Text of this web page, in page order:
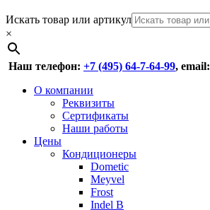
Header
Right
Menu
Перейти
к
содержимому
Искать товар или артикул
×
Наш телефон: +7 (495) 64-7-64-99, email:
Основное
Перейти
содержимому
О компании
Реквизиты
Сертификаты
Наши работы
Цены
Кондиционеры
Dometic
Meyvel
Frost
Indel B